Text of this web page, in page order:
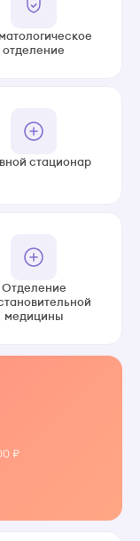
отделение
стационар
Отделение
медицины
₽